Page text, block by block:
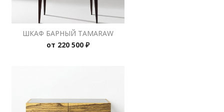
ШКАФ БАРНЫЙ TAMARAW
от 220 500 ₽